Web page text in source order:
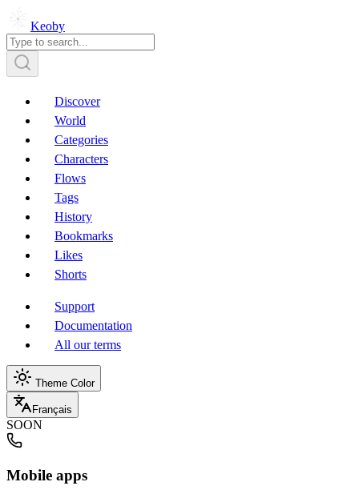
Keoby
Discover
World
Categories
Characters
Flows
Tags
History
Bookmarks
Likes
Shorts
Support
Documentation
All our terms
Theme Color
Français
SOON
Mobile apps